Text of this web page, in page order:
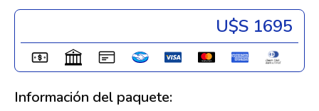
U$s 1695
Información del paquete: